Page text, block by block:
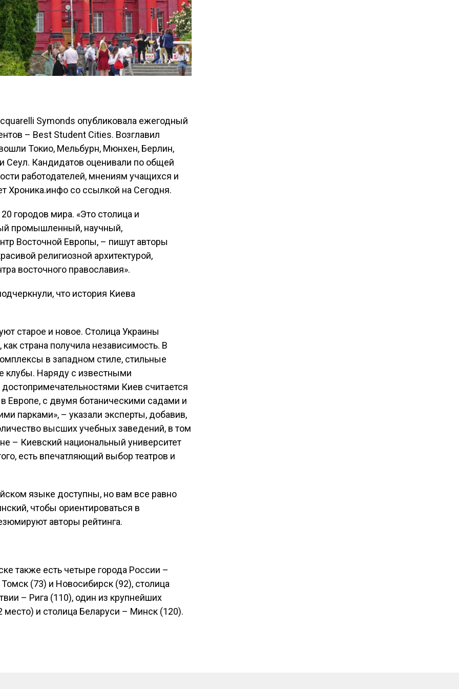
Symonds опубликовала ежегодный
– Best Student Cities. Возглавил
Токио, Мельбурн, Мюнхен, Берлин,
Кандидатов оценивали по общей
работодателей, мнениям учащихся и
Хроника.инфо со ссылкой на Сегодня.
городов мира. «Это столица и
промышленный, научный,
Восточной Европы, – пишут авторы
религиозной архитектурой,
восточного православия».
что история Киева
старое и новое. Столица Украины
страна получила независимость. В
в западном стиле, стильные
клубы. Наряду с известными
Киев считается
Европе, с двумя ботаническими садами и
парками», – указали эксперты, добавив,
высших учебных заведений, в том
– Киевский национальный университет
есть впечатляющий выбор театров и
языке доступны, но вам все равно
чтобы ориентироваться в
авторы рейтинга.
также есть четыре города России –
(73) и Новосибирск (92), столица
– Рига (110), один из крупнейших
и столица Беларуси – Минск (120).